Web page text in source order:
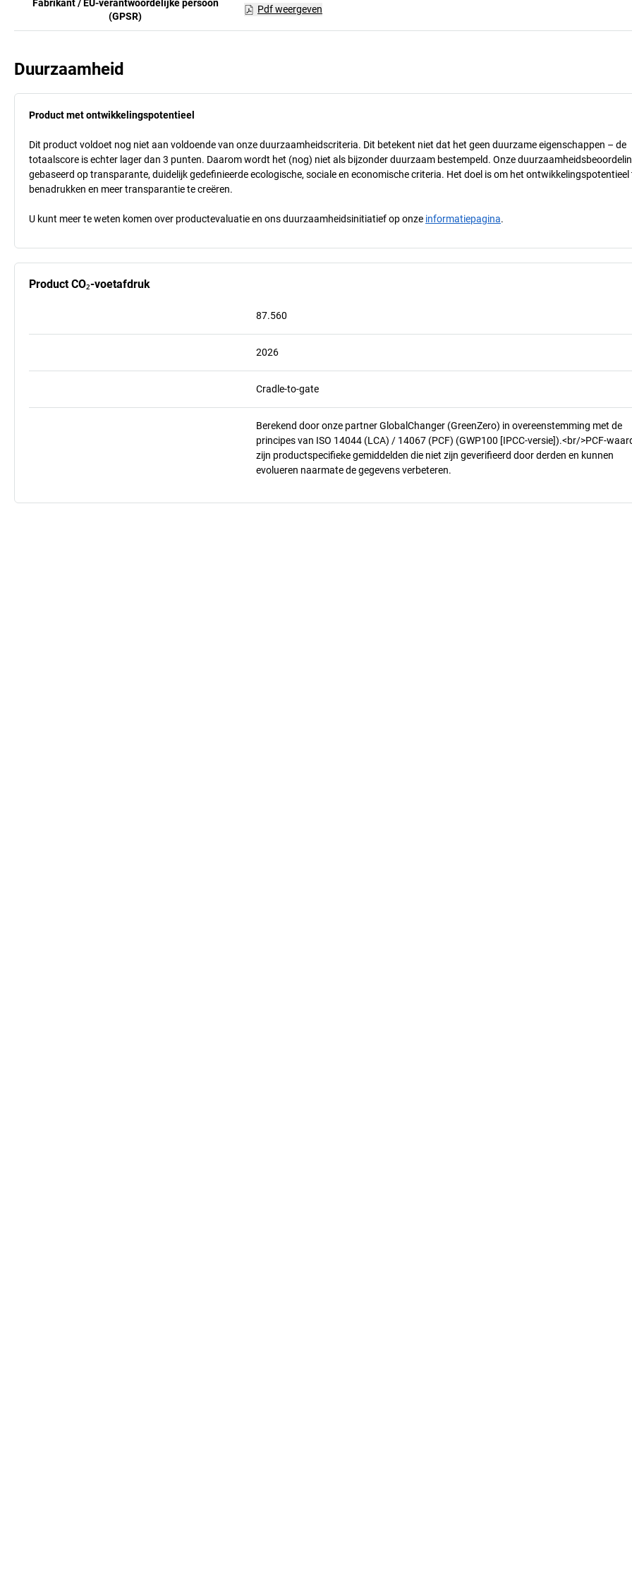
Fabrikant / EU-verantwoordelijke persoon
(GPSR)
Pdf weergeven
Duurzaamheid
Product met ontwikkelingspotentieel
Dit product voldoet nog niet aan voldoende van onze duurzaamheidscriteria. Dit betekent niet dat het geen duurzame eigenschappen – de
totaalscore is echter lager dan 3 punten. Daarom wordt het (nog) niet als bijzonder duurzaam bestempeld. Onze
gebaseerd op transparante, duidelijk gedefinieerde ecologische, sociale en economische criteria. Het doel is om het ontwikkelingspotentieel
benadrukken en meer transparantie te creëren.
U kunt meer te weten komen over productevaluatie en ons duurzaamheidsinitiatief op onze informatiepagina.
Product CO₂-voetafdruk
87.560
2026
Cradle-to-gate
Berekend door onze partner GlobalChanger (GreenZero) in overeenstemming met de
principes van ISO 14044 (LCA) / 14067 (PCF) (GWP100 [IPCC-versie]).<br/>PCF-
zijn productspecifieke gemiddelden die niet zijn geverifieerd door derden en kunnen
evolueren naarmate de gegevens verbeteren.